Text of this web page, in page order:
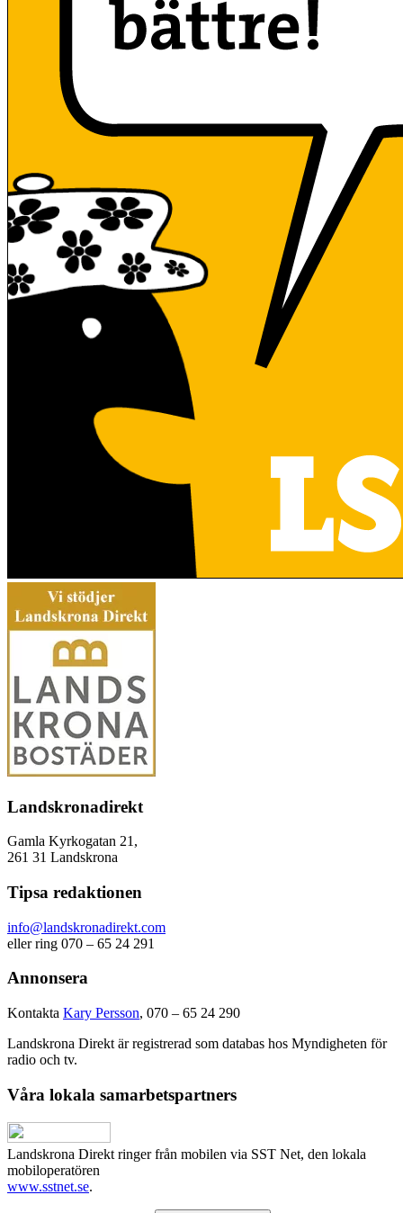
Landskronadirekt
Gamla Kyrkogatan 21,
261 31 Landskrona
Tipsa redaktionen
info@landskronadirekt.com
eller ring 070 – 65 24 291
Annonsera
Kontakta Kary Persson, 070 – 65 24 290
Landskrona Direkt är registrerad som databas hos Myndigheten för
radio och tv.
Våra lokala samarbetspartners
Landskrona Direkt ringer från mobilen via SST Net, den lokala
mobiloperatören
www.sstnet.se.